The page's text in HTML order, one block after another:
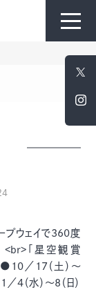
プウェイで360度
<br>「星空観賞
／17（土）～
／4（水）～8（日）